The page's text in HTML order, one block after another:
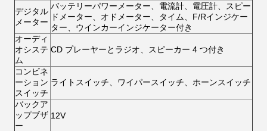
デジタル
メーター
バッテリーパワーメーター、電流計、電圧計、スピー
ドメーター、オドメーター、タイム、F/Rインジケー
ター、ウインカーインジケーター付き
オーディ
オシステ
ム
CD プレーヤーとラジオ、スピーカー 4 つ付き
コンビネ
ーション
スイッチ
ライトスイッチ、ワイパースイッチ、ホーンスイッチ
バックア
ップブザ
ー
12V